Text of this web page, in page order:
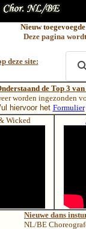
Nieuw toegevoegde
Deze pagina
deze site:
de Top 3
worden ingezonden
hiervoor het Formulier
Wicked
Nieuwe dans
NL/BE